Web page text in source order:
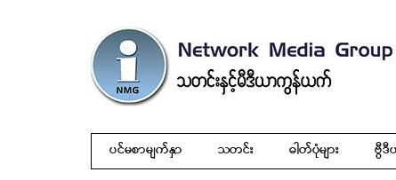
ပင်မစာမျက်နှာ သတင်း ဓါတ်ပုံများ ဗွီ